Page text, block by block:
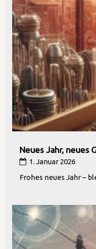
Neues Jahr, neues
1. Januar 2026
Frohes neues Jahr –